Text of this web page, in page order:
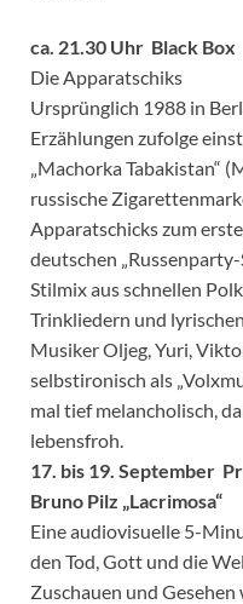
ca. 21.30 Uhr Black Box
Die Apparatschiks
Ursprünglich 1988 in
Erzählungen zufolge
„Machorka Tabakistan“
russische
Apparatschicks zum
deutschen
Stilmix aus schnellen
Trinkliedern und
Musiker Oljeg, Yuri,
selbstironisch als
mal tief melancholisch,
lebensfroh.
17. bis 19. September
Bruno Pilz „Lacrimosa“
Eine audiovisuelle 5-
den Tod, Gott und die
Zuschauen und